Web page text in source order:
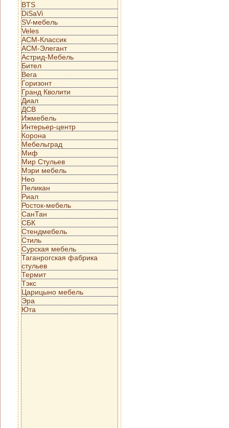
BTS
DiSaVi
SV-мебель
Veles
АСМ-Классик
АСМ-Элегант
Астрид-Мебель
Бител
Вега
Горизонт
Гранд Кволити
Диал
ДСВ
Ижмебель
Интерьер-центр
Корона
Мебельград
Миф
Мир Стульев
Мэри мебель
Нео
Пеликан
Риал
Росток-мебель
СанТан
СБК
Стендмебель
Стиль
Сурская мебель
Таганрогская фабрика
стульев
Термит
Тэкс
Царицыно мебель
Эра
Юта